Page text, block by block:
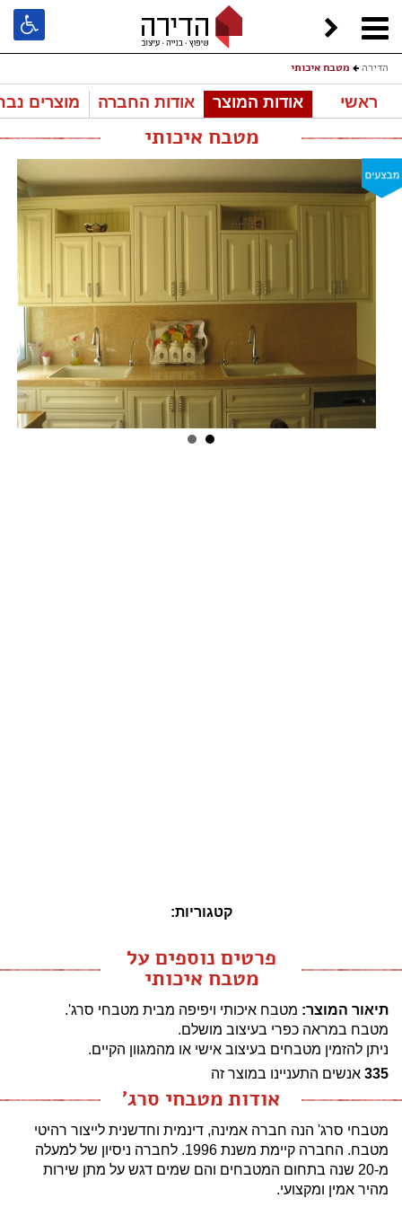
הדירה מטבח איכותי
ראשי אודות המוצר אודות החברה מוצרים
מטבח איכותי
קטגוריות:
פרטים נוספים על
מטבח איכותי
תיאור המוצר: מטבח איכותי ויפיפה מבית מטבחי סרג'.
מטבח במראה כפרי בעיצוב מושלם.
ניתן להזמין מטבחים בעיצוב אישי או מהמגוון הקיים.
335 אנשים התעניינו במוצר זה
אודות מטבחי סרג'
מטבחי סרג' הנה חברה אמינה, דינמית וחדשנית לייצור רהיטי
מטבח. החברה קיימת משנת 1996. לחברה ניסיון של למעלה
מ-20 שנה בתחום המטבחים והם שמים דגש על מתן שירות
מהיר אמין ומקצועי.